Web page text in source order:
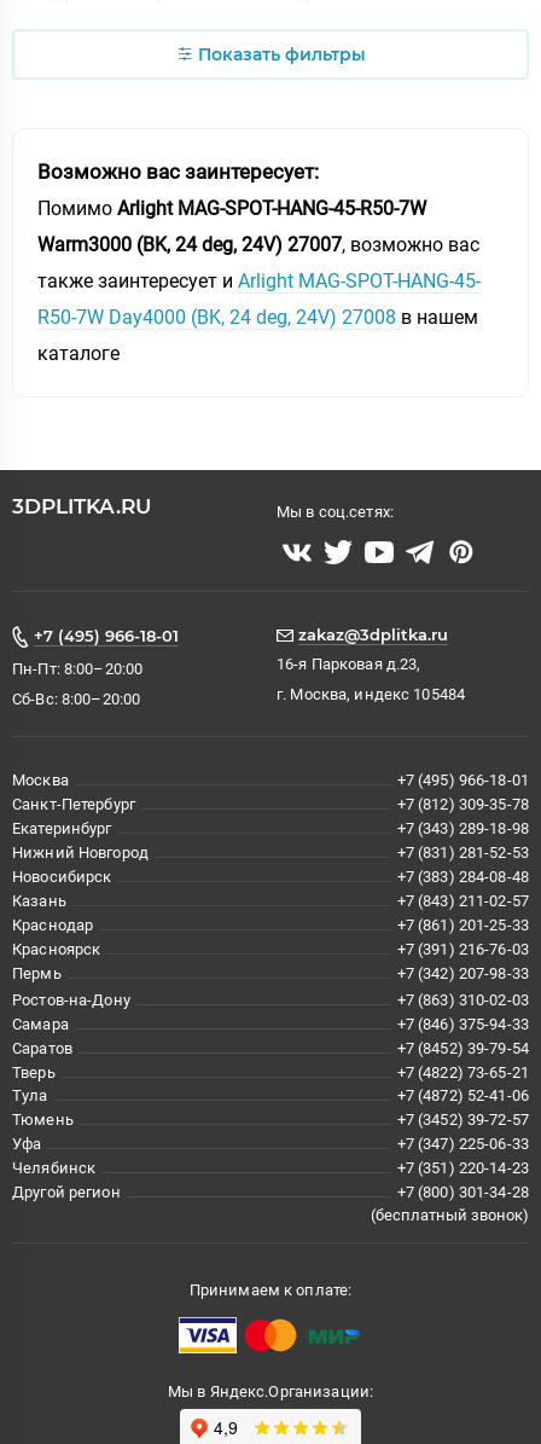
Показать фильтры
Возможно вас заинтересует:
Помимо Arlight MAG-SPOT-HANG-45-R50-7W
Warm3000 (BK, 24 deg, 24V) 27007, возможно вас
также заинтересует и Arlight MAG-SPOT-HANG-45-
R50-7W Day4000 (BK, 24 deg, 24V) 27008 в нашем
каталоге
3DPLITKA.RU Мы в соц.сетях:
+7 (495) 966-18-01
Пн-Пт: 8:00–20:00
Сб-Вс: 8:00–20:00
zakaz@3dplitka.ru
16-я Парковая д.23,
г. Москва, индекс 105484
Москва
+7 (495) 966-18-01
Санкт-Петербург
+7 (812) 309-35-78
Екатеринбург
+7 (343) 289-18-98
Нижний Новгород
+7 (831) 281-52-53
Новосибирск
+7 (383) 284-08-48
Казань
+7 (843) 211-02-57
Краснодар
+7 (861) 201-25-33
Красноярск
+7 (391) 216-76-03
Пермь
+7 (342) 207-98-33
Ростов-на-Дону
+7 (863) 310-02-03
Самара
+7 (846) 375-94-33
Саратов
+7 (8452) 39-79-54
Тверь
+7 (4822) 73-65-21
Тула
+7 (4872) 52-41-06
Тюмень
+7 (3452) 39-72-57
Уфа
+7 (347) 225-06-33
Челябинск
+7 (351) 220-14-23
Другой регион
+7 (800) 301-34-28
(бесплатный звонок)
Принимаем к оплате:
Мы в Яндекс.Организации: